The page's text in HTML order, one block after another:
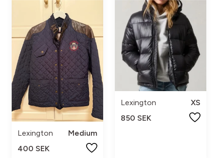
Lexington
Medium
400 SEK
Lexington
XS
850 SEK